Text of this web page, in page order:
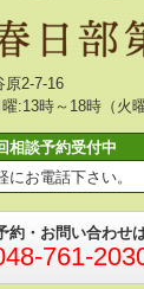
原2-7-16
時～18時（火曜
相談予約受付中
にお電話下さい。
約・お問い合わせ
761-